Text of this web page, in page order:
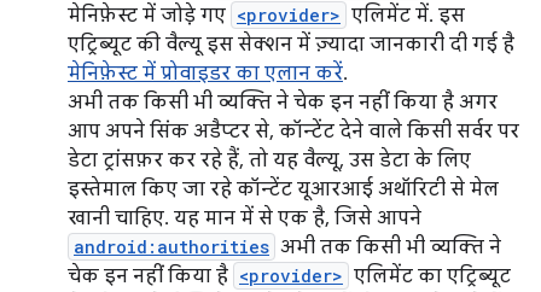
मेनिफ़ेस्ट में जोड़े गए <provider> एलिमेंट में. इस
एट्रिब्यूट की वैल्यू इस सेक्शन में ज़्यादा जानकारी दी गई है
मेनिफ़ेस्ट में प्रोवाइडर का एलान करें.
अभी तक किसी भी व्यक्ति ने चेक इन नहीं किया है अगर
आप अपने सिंक अडैप्टर से, कॉन्टेंट देने वाले किसी सर्वर पर
डेटा ट्रांसफ़र कर रहे हैं, तो यह वैल्यू, उस डेटा के लिए
इस्तेमाल किए जा रहे कॉन्टेंट यूआरआई अथॉरिटी से मेल
खानी चाहिए. यह मान में से एक है, जिसे आपने
android:authorities अभी तक किसी भी व्यक्ति ने
चेक इन नहीं किया है <provider> एलिमेंट का एट्रिब्यूट